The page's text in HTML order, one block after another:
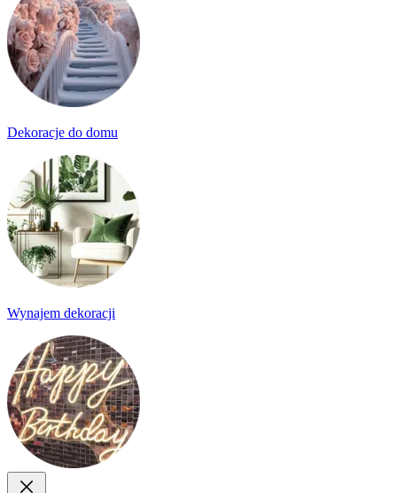
Dekoracje do domu
Wynajem dekoracji